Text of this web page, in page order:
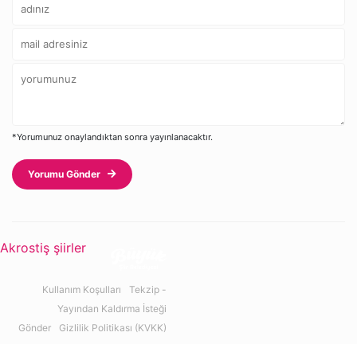
*Yorumunuz onaylandıktan sonra yayınlanacaktır.
Yorumu Gönder
Akrostiş şiirler
Kullanım Koşulları
Tekzip -
Yayından Kaldırma İsteği
Gönder
Gizlilik Politikası (KVKK)